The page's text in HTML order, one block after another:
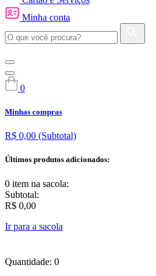
Minha conta
0
Minhas compras
R$ 0,00 (Subtotal)
Últimos produtos adicionados:
0 item na sacola:
Subtotal:
R$ 0,00
Ir para a sacola
Quantidade: 0